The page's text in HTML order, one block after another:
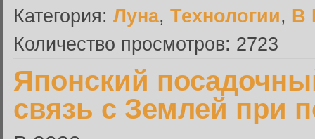
Категория: Луна, Технологии, В
Количество просмотров: 2723
Японский
связь с Землей при